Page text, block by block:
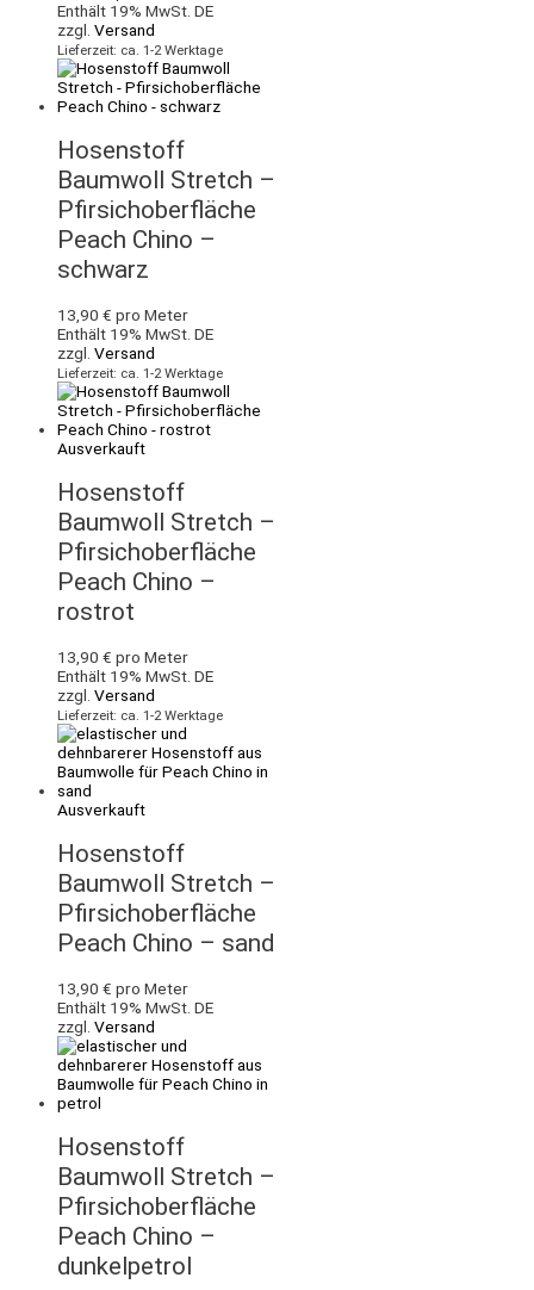
Enthält 19% MwSt. DE
zzgl. Versand
Lieferzeit: ca. 1-2 Werktage
Hosenstoff
Baumwoll Stretch –
Pfirsichoberfläche
Peach Chino –
schwarz
13,90 € pro Meter
Enthält 19% MwSt. DE
zzgl. Versand
Lieferzeit: ca. 1-2 Werktage
Ausverkauft
Hosenstoff
Baumwoll Stretch –
Pfirsichoberfläche
Peach Chino –
rostrot
13,90 € pro Meter
Enthält 19% MwSt. DE
zzgl. Versand
Lieferzeit: ca. 1-2 Werktage
Ausverkauft
Hosenstoff
Baumwoll Stretch –
Pfirsichoberfläche
Peach Chino – sand
13,90 € pro Meter
Enthält 19% MwSt. DE
zzgl. Versand
Hosenstoff
Baumwoll Stretch –
Pfirsichoberfläche
Peach Chino –
dunkelpetrol